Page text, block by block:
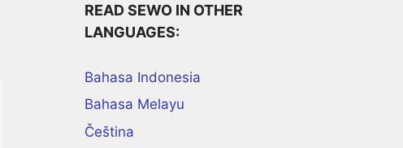
READ SEWO IN OTHER
LANGUAGES:
Bahasa Indonesia
Bahasa Melayu
Čeština